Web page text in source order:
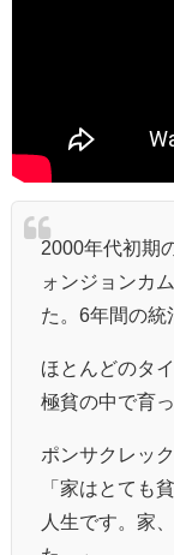
2000年代初期
ォンジョンカ
た。6年間の統
ほとんどのタ
極貧の中で育っ
ポンサクレック
「家はとても
人生です。家